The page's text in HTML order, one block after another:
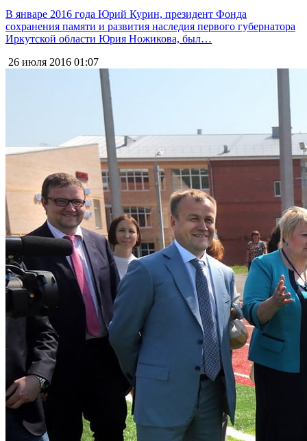
В январе 2016 года Юрий Курин, президент Фонда
сохранения памяти и развития наследия первого губернатора
Иркутской области Юрия Ножикова, был…
26 июля 2016 01:07